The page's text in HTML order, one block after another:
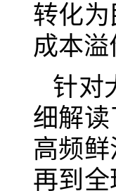
转化
成本溢
针对
细解
高频
再到